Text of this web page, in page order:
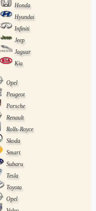
Honda
Hyundai
Infiniti
Jeep
Jaguar
Kia
Opel
Peugeot
Porsche
Renault
Rolls-Royce
Skoda
Smart
Subaru
Tesla
Toyota
Opel